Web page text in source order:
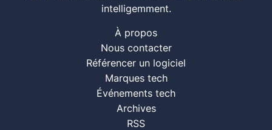
intelligemment.
À propos
Nous contacter
Référencer un logiciel
Marques tech
Événements tech
Archives
RSS